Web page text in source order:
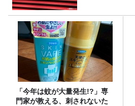
「今年は蚊が大量発生!?」専
門家が教える、刺されないた